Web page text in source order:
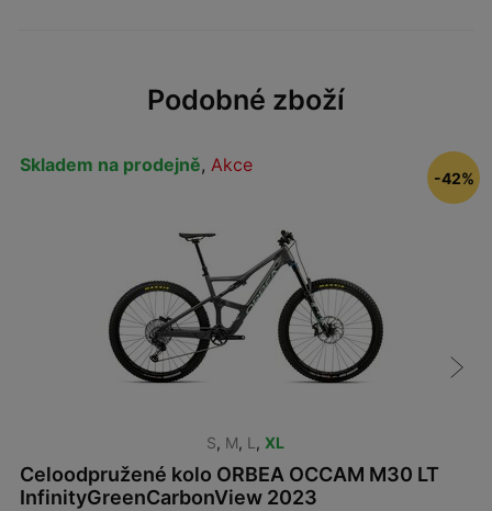
Podobné zboží
Skladem na prodejně, Akce
S, M, L, XL
Celoodpružené kolo ORBEA OCCAM M30 LT
InfinityGreenCarbonView 2023
-42%